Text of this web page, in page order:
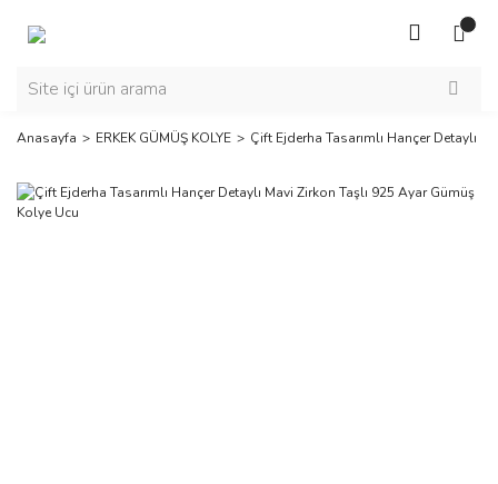
Anasayfa ERKEK GÜMÜŞ KOLYE Çift Ejderha Tasarımlı Hançer Detaylı